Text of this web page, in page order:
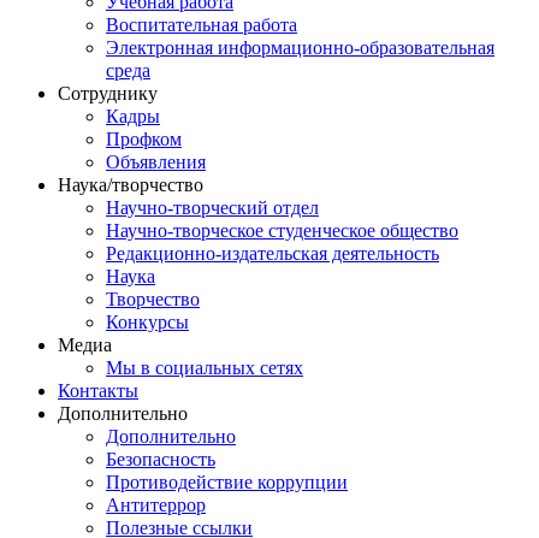
Воспитательная работа
Электронная информационно-образовательная
среда
Сотруднику
Кадры
Профком
Объявления
Наука/творчество
Научно-творческий отдел
Научно-творческое студенческое общество
Редакционно-издательская деятельность
Наука
Творчество
Конкурсы
Медиа
Мы в социальных сетях
Контакты
Дополнительно
Дополнительно
Безопасность
Противодействие коррупции
Антитеррор
Полезные ссылки